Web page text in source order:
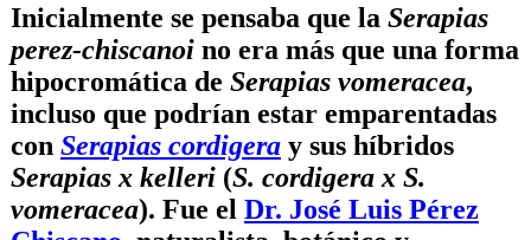
Inicialmente se pensaba que la Serapias
perez-chiscanoi no era más que una forma
hipocromática de Serapias vomeracea,
incluso que podrían estar emparentadas
con Serapias cordigera y sus híbridos
Serapias x kelleri (S. cordigera x S.
vomeracea). Fue el Dr. José Luis Pérez